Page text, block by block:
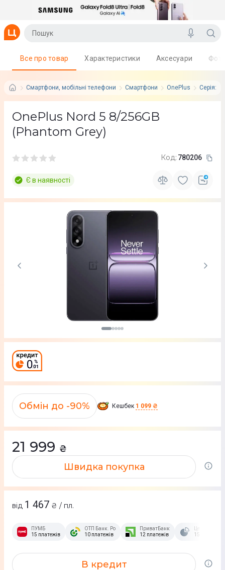
Смартфони, мобільні телефони Смартфони OnePlus Серія:
Все про товар Характеристики Аксесуари
OnePlus Nord 5 8/256GB
(Phantom Grey)
Код: 780206
Є в наявності
Обмін до -90% Кешбек 1 099 ₴
21 999 ₴
Швидка покупка
від 1 467 ₴ / пл.
ПУМБ
15 платежів
ОТП Банк. Розстрочка Скибочка.
10 платежів
ПриватБанк
12 платежів
15 платежів
В кредит